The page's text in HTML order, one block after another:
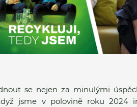
se nejen za minulými
jsme v polovině roku 2024